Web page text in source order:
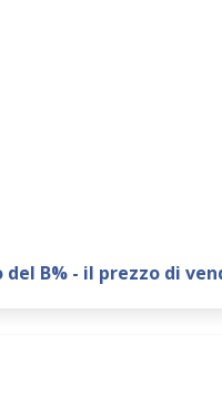
B% - il prezzo di